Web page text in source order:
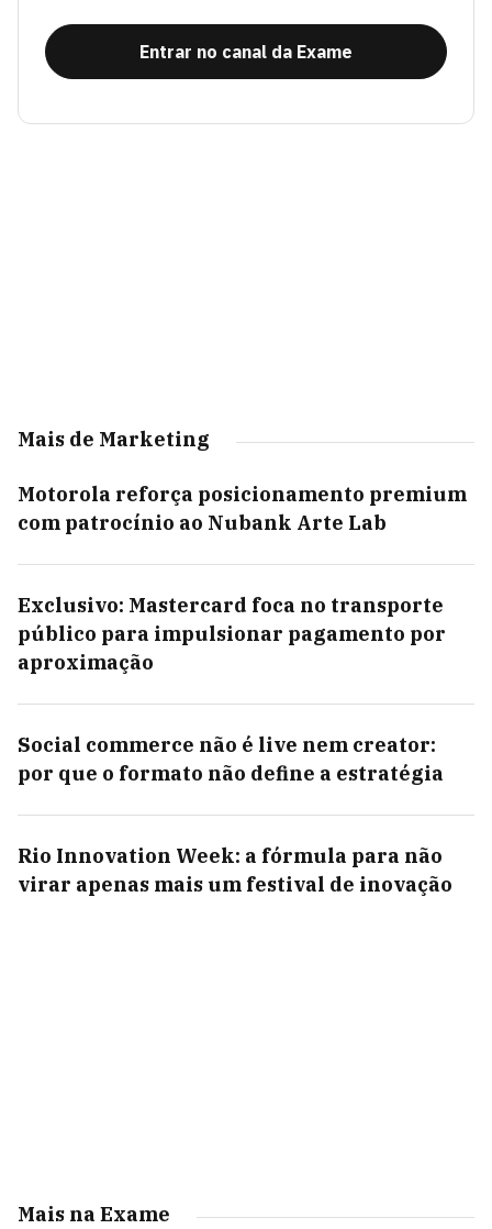
Entrar no canal da Exame
Mais de Marketing
Motorola reforça posicionamento premium
com patrocínio ao Nubank Arte Lab
Exclusivo: Mastercard foca no transporte
público para impulsionar pagamento por
aproximação
Social commerce não é live nem creator:
por que o formato não define a estratégia
Rio Innovation Week: a fórmula para não
virar apenas mais um festival de inovação
Mais na Exame